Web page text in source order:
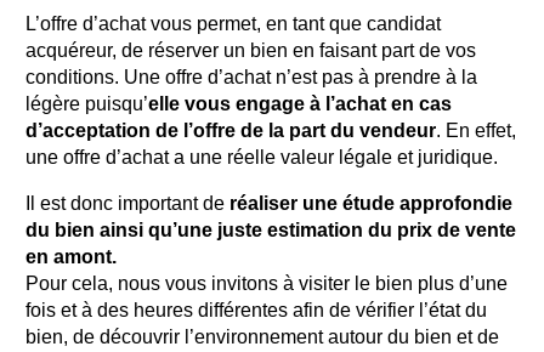
L’offre d’achat vous permet, en tant que candidat
acquéreur, de réserver un bien en faisant part de vos
conditions. Une offre d’achat n’est pas à prendre à la
légère puisqu’elle vous engage à l’achat en cas
d’acceptation de l’offre de la part du vendeur. En effet,
une offre d’achat a une réelle valeur légale et juridique.
Il est donc important de réaliser une étude approfondie
du bien ainsi qu’une juste estimation du prix de vente
en amont.
Pour cela, nous vous invitons à visiter le bien plus d’une
fois et à des heures différentes afin de vérifier l’état du
bien, de découvrir l’environnement autour du bien et de